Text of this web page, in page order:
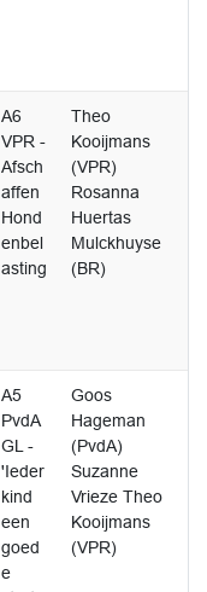
A6
VPR -
Afsch
affen
Hond
enbel
asting
Theo
Kooijmans
(VPR)
Rosanna
Huertas
Mulckhuyse
(BR)
A5
PvdA
GL -
'Ieder
kind
een
goed
e
Goos
Hageman
(PvdA)
Suzanne
Vrieze Theo
Kooijmans
(VPR)